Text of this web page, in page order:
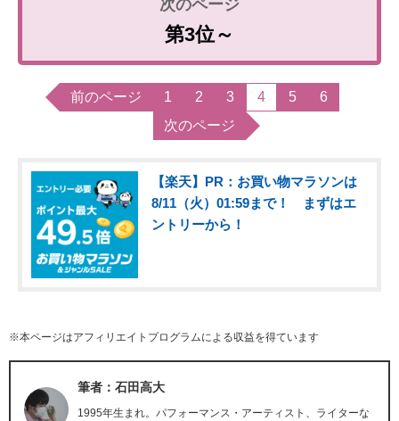
第3位～
前のページ 1 2 3 4 5
6
次のページ
【楽天】PR：お買い物マラソンは
8/11（火）01:59まで！ まずはエ
ントリーから！
※本ページはアフィリエイトプログラムによる収益を得ています
筆者：石田高大
1995年生まれ。パフォーマンス・アーティスト、ライターな